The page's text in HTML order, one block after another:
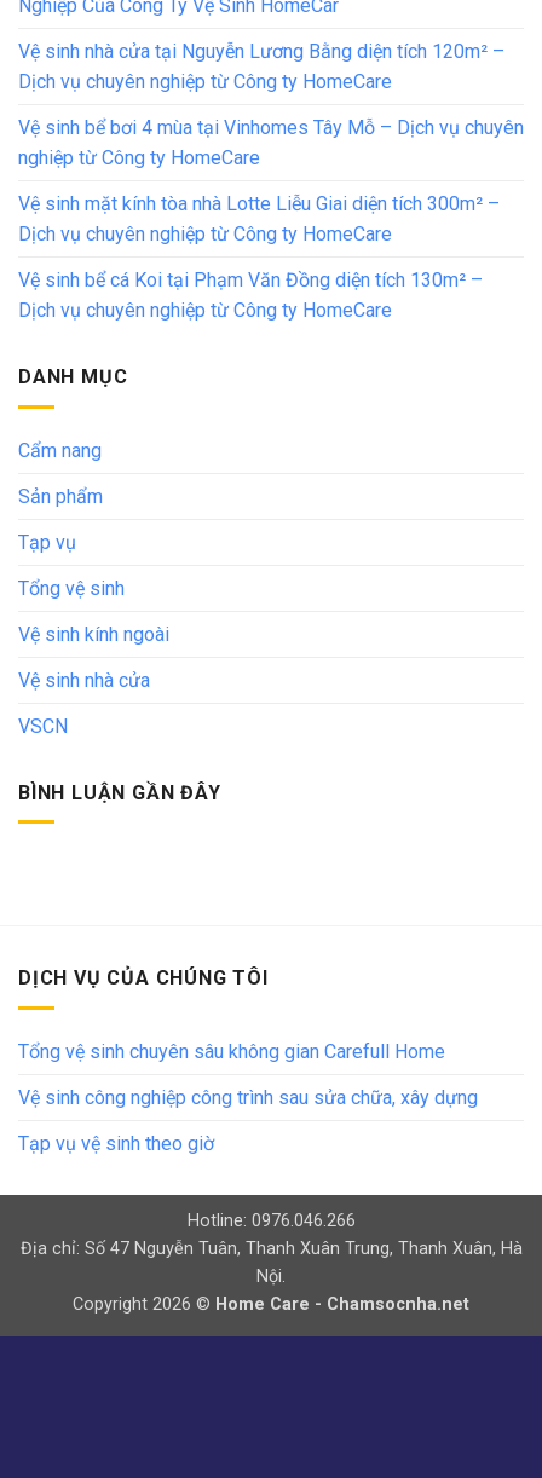
Nghiệp Của Công Ty Vệ Sinh HomeCar
Vệ sinh nhà cửa tại Nguyễn Lương Bằng diện tích 120m² –
Dịch vụ chuyên nghiệp từ Công ty HomeCare
Vệ sinh bể bơi 4 mùa tại Vinhomes Tây Mỗ – Dịch vụ chuyên
nghiệp từ Công ty HomeCare
Vệ sinh mặt kính tòa nhà Lotte Liễu Giai diện tích 300m² –
Dịch vụ chuyên nghiệp từ Công ty HomeCare
Vệ sinh bể cá Koi tại Phạm Văn Đồng diện tích 130m² –
Dịch vụ chuyên nghiệp từ Công ty HomeCare
DANH MỤC
Cẩm nang
Sản phẩm
Tạp vụ
Tổng vệ sinh
Vệ sinh kính ngoài
Vệ sinh nhà cửa
VSCN
BÌNH LUẬN GẦN ĐÂY
DỊCH VỤ CỦA CHÚNG TÔI
Tổng vệ sinh chuyên sâu không gian Carefull Home
Vệ sinh công nghiệp công trình sau sửa chữa, xây dựng
Tạp vụ vệ sinh theo giờ
Hotline: 0976.046.266
Địa chỉ: Số 47 Nguyễn Tuân, Thanh Xuân Trung, Thanh Xuân, Hà
Nội.
Copyright 2026 © Home Care - Chamsocnha.net